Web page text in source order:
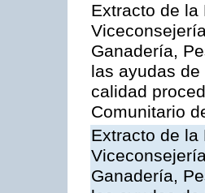
Extracto de la
Ganadería,
las ayudas
calidad
Comunitario
Extracto de la
Ganadería,